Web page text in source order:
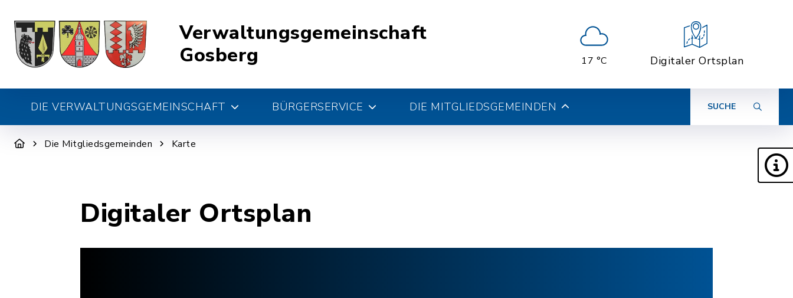
Verwaltungsgemeinschaft
Gosberg
17 °C Digitaler Ortsplan
DIE VERWALTUNGSGEMEINSCHAFT BÜRGERSERVICE DIE MITGLIEDSGEMEINDEN SUCHE
Die Mitgliedsgemeinden Karte
Digitaler Ortsplan